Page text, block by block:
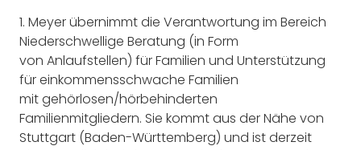
1. Meyer übernimmt die Verantwortung im Bereich
Niederschwellige Beratung (in Form
von Anlaufstellen) für Familien und Unterstützung
für einkommensschwache Familien
mit gehörlosen/hörbehinderten
Familienmitgliedern. Sie kommt aus der Nähe von
Stuttgart (Baden-Württemberg) und ist derzeit